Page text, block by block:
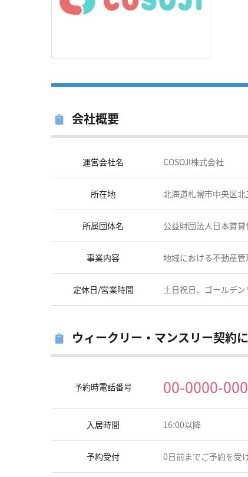
会社概要
運営会社名 COSOJI株式会社
所在地 北海道札幌市中央区北
所属団体名 公益財団法人日本賃
事業内容 地域における不動産
定休日/営業時間 土日祝日、ゴールデ
ウィークリー・マンスリー契約
予約時電話番号 00-0000-
入居時間 16:00以降
予約受付 0日前までご予約を受